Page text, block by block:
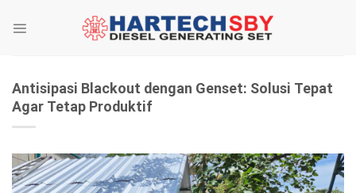
Antisipasi Blackout dengan Genset: Solusi Tepat
Agar Tetap Produktif